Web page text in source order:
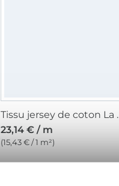
Tissu
23,14 € / m
(15,43 € / 1 m²)